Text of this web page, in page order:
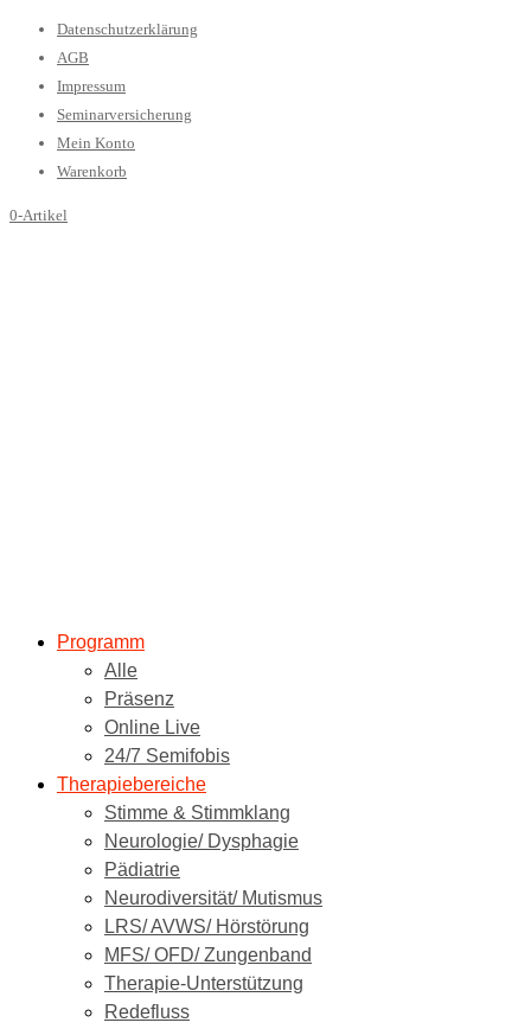
Datenschutzerklärung
AGB
Impressum
Seminarversicherung
Mein Konto
Warenkorb
0-Artikel
Programm
Alle
Präsenz
Online Live
24/7 Semifobis
Therapiebereiche
Stimme & Stimmklang
Neurologie/ Dysphagie
Pädiatrie
Neurodiversität/ Mutismus
LRS/ AVWS/ Hörstörung
MFS/ OFD/ Zungenband
Therapie-Unterstützung
Redefluss